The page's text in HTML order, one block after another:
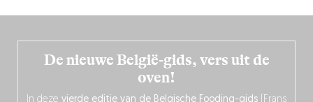
De nieuwe België-gids, vers uit de
oven!
In deze vierde editie van de Belgische Fooding-gids (Frans